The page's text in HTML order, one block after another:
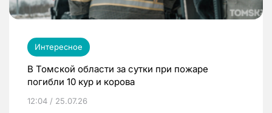
Интересное
В Томской области за сутки при пожаре
погибли 10 кур и корова
12:04 / 25.07.26